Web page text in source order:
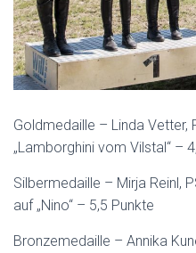
Goldmedaille – Linda Vetter,
„Lamborghini vom Vilstal“ –
Silbermedaille – Mirja Reinl,
auf „Nino“ – 5,5 Punkte
Bronzemedaille – Annika